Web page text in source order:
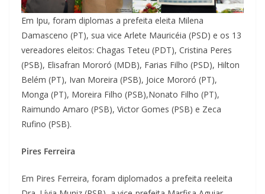
Em Ipu, foram diplomas a prefeita eleita Milena
Damasceno (PT), sua vice Arlete Mauricéia (PSD) e os 13
vereadores eleitos: Chagas Teteu (PDT), Cristina Peres
(PSB), Elisafran Mororó (MDB), Farias Filho (PSD), Hilton
Belém (PT), Ivan Moreira (PSB), Joice Mororó (PT),
Monga (PT), Moreira Filho (PSB),Nonato Filho (PT),
Raimundo Amaro (PSB), Victor Gomes (PSB) e Zeca
Rufino (PSB).
Pires Ferreira
Em Pires Ferreira, foram diplomados a prefeita reeleita